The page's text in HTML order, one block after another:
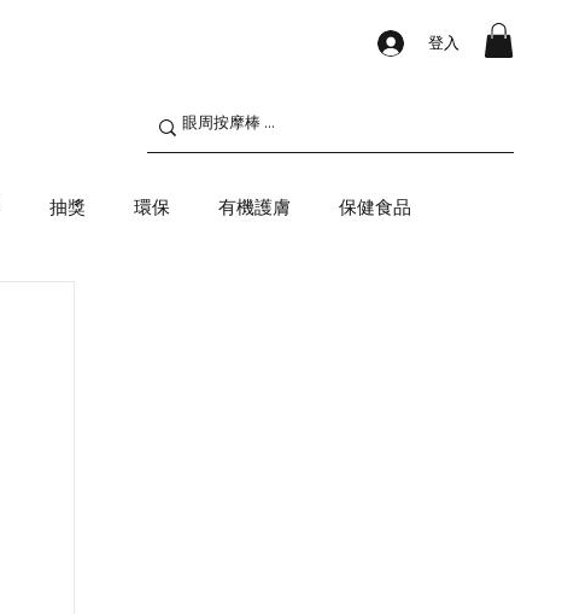
登入
抽獎 環保 有機護膚 保健食品